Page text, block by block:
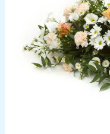
enterrement
comment